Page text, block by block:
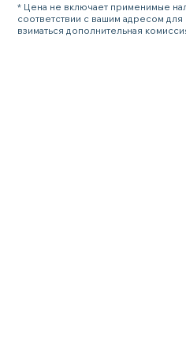
* Цена не включает применимые
соответствии с вашим адресом
взиматься дополнительная